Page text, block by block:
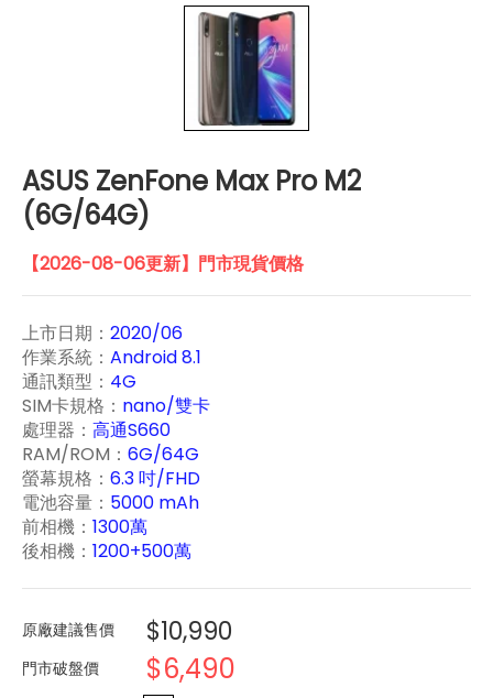
ASUS ZenFone Max Pro M2
(6G/64G)
【2026-08-06更新】門市現貨價格
上市日期： 2020/06
作業系統： Android 8.1
通訊類型： 4G
SIM卡規格： nano/雙卡
處理器： 高通S660
RAM/ROM： 6G/64G
螢幕規格： 6.3 吋/FHD
電池容量： 5000 mAh
前相機： 1300萬
後相機： 1200+500萬
原廠建議售價 $10,990
門市破盤價 $6,490